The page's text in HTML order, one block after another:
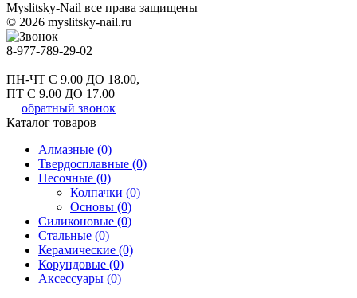
Myslitsky-Nail все права защищены
© 2026 myslitsky-nail.ru
8-977-789-29-02
ПН-ЧТ С 9.00 ДО 18.00,
ПТ С 9.00 ДО 17.00
обратный звонок
Каталог товаров
Алмазные (0)
Твердосплавные (0)
Песочные (0)
Колпачки (0)
Основы (0)
Силиконовые (0)
Стальные (0)
Керамические (0)
Корундовые (0)
Аксессуары (0)